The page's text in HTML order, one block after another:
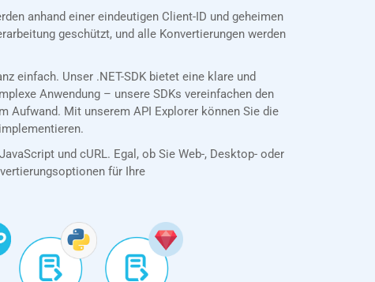
anhand einer eindeutigen Client-ID und geheimen
geschützt, und alle Konvertierungen werden
einfach. Unser .NET-SDK bietet eine klare und
Anwendung – unsere SDKs vereinfachen den
Aufwand. Mit unserem API Explorer können Sie die
und cURL. Egal, ob Sie Web-, Desktop- oder
für Ihre